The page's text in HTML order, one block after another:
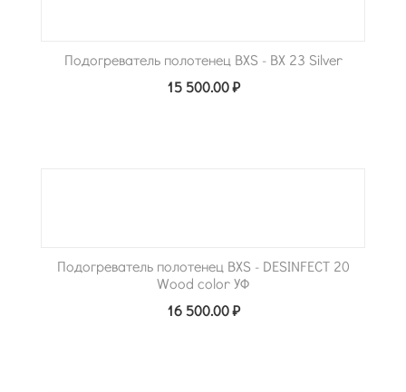
Подогреватель полотенец BXS - BX 23 Silver
15 500.00₽
Подогреватель полотенец BXS - DESINFECT 20
Wood color УФ
16 500.00₽